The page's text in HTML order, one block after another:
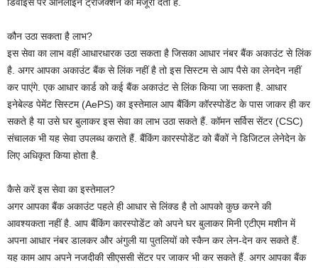
कौन उठा सकता है लाभ?
इस सेवा का लाभ वहीं आधारधारक उठा सकता है जिसका आधार नंबर बैंक अकाउंट से लिंक
है. अगर आपका अकाउंट बैंक से लिंक नहीं है तो इस सिस्टम से आप पैसे का लेनदेन नहीं
कर पाएंगे. एक आधार कार्ड को कई बैंक अकाउंट से लिंक किया जा सकता है. आधार
इनेबेल्ड पेमेंट सिस्टम (AePS) का इस्‍तेमाल आप बैंकिंग कॉरस्‍पोडेंट के पास जाकर ही कर
सकते है या उसे घर बुलाकर इस सेवा का लाभ उठा सकते हैं. कॉमन सर्विस सेंटर (CSC)
संचालक भी यह सेवा उपलब्‍ध कराते हैं. बैंकिंग कारस्‍पोडेंट को बैंकों ने डिजिटल लेनेदेन के
लिए अधिकृत किया होता है.
कैसे करें इस सेवा का इस्‍तेमाल?
अगर आपका बैंक अकाउंट पहले ही आधार से लिंक्‍ड है तो आपको कुछ करने की
आवश्‍यकता नहीं है. आप बैंकिंग कारस्‍पोडेंट को अपने घर बुलाकर मिनी एटीएम मशीन में
अपना आधार नंबर डालकर और अंगुली या पुतलियों को स्‍कैन कर लेन-देन कर सकते हैं.
यह काम आप अपने नजदीकी सीएससी सेंटर पर जाकर भी कर सकते हैं. अगर आपका बैंक